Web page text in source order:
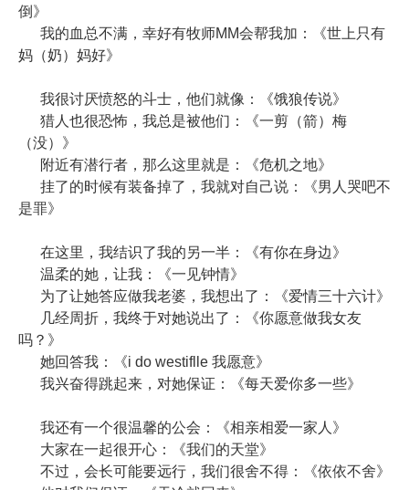
倒》
我的血总不满，幸好有牧师MM会帮我加：《世上只有
妈（奶）妈好》
我很讨厌愤怒的斗士，他们就像：《饿狼传说》
猎人也很恐怖，我总是被他们：《一剪（箭）梅
（没）》
附近有潜行者，那么这里就是：《危机之地》
挂了的时候有装备掉了，我就对自己说：《男人哭吧不
是罪》
在这里，我结识了我的另一半：《有你在身边》
温柔的她，让我：《一见钟情》
为了让她答应做我老婆，我想出了：《爱情三十六计》
几经周折，我终于对她说出了：《你愿意做我女友
吗？》
她回答我：《i do westiflle 我愿意》
我兴奋得跳起来，对她保证：《每天爱你多一些》
我还有一个很温馨的公会：《相亲相爱一家人》
大家在一起很开心：《我们的天堂》
不过，会长可能要远行，我们很舍不得：《依依不舍》